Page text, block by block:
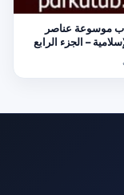
موسوعة عناصر
– الجزء الرابع